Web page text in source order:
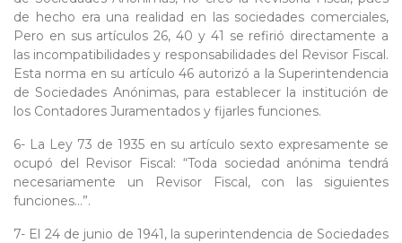
de hecho era una realidad en las sociedades comerciales,
Pero en sus artículos 26, 40 y 41 se refirió directamente a
las incompatibilidades y responsabilidades del Revisor Fiscal.
Esta norma en su artículo 46 autorizó a la Superintendencia
de Sociedades Anónimas, para establecer la institución de
los Contadores Juramentados y fijarles funciones.
6- La Ley 73 de 1935 en su artículo sexto expresamente se
ocupó del Revisor Fiscal: “Toda sociedad anónima tendrá
necesariamente un Revisor Fiscal, con las siguientes
funciones…”.
7- El 24 de junio de 1941, la superintendencia de Sociedades